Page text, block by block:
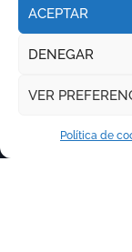
ACEPTAR
DENEGAR
VER
Política de